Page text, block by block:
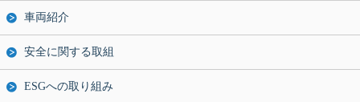
車両紹介
安全に関する取組
ESGへの取り組み